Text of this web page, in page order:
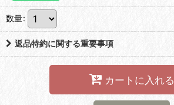
数量:
返品特約に関する重要事項
カートに入れる